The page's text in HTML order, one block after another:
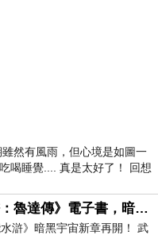
然有風雨，但心境是如圖一
喝睡覺.... 真是太好了！ 回想
有這
沈默《超能水滸：魯達傳》電子書，暗黑宇宙新章，一一五年八月璀璨上架！
滸》暗黑宇宙新章再開！ 武